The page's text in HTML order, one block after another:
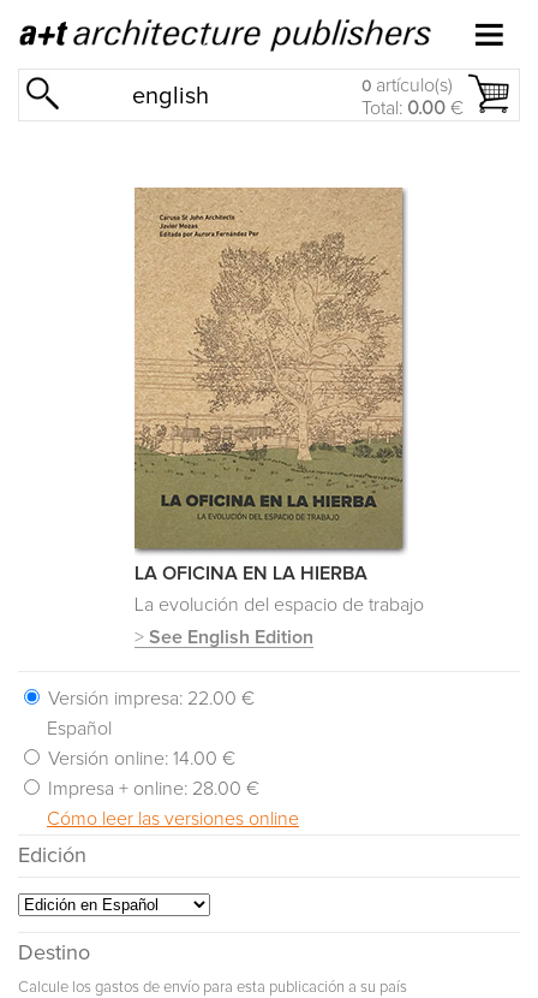
english 0 artículo(s)
Total: 0.00 €
LA OFICINA EN LA HIERBA
La evolución del espacio de trabajo
> See English Edition
Versión impresa: 22.00 €
Español
Versión online: 14.00 €
Impresa + online: 28.00 €
Cómo leer las versiones online
Edición
Destino
Calcule los gastos de envío para esta publicación a su país